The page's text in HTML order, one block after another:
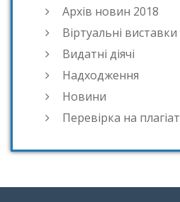
Архів новин 2018
Віртуальні виставки
Видатні діячі
Надходження
Новини
Перевірка на плагіат